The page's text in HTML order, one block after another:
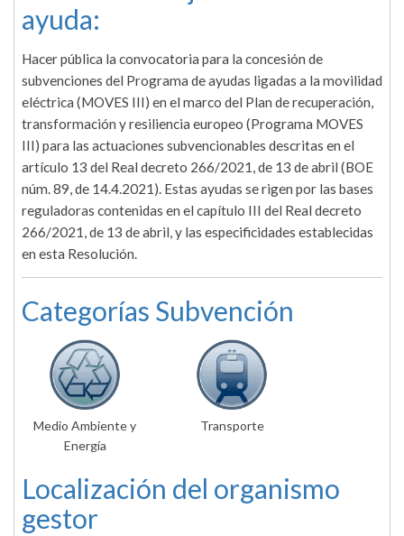
ayuda:
Hacer pública la convocatoria para la concesión de
subvenciones del Programa de ayudas ligadas a la movilidad
eléctrica (MOVES III) en el marco del Plan de recuperación,
transformación y resiliencia europeo (Programa MOVES
III) para las actuaciones subvencionables descritas en el
artículo 13 del Real decreto 266/2021, de 13 de abril (BOE
núm. 89, de 14.4.2021). Estas ayudas se rigen por las bases
reguladoras contenidas en el capítulo III del Real decreto
266/2021, de 13 de abril, y las especificidades establecidas
en esta Resolución.
Categorías Subvención
Medio Ambiente y
Energía
Transporte
Localización del organismo
gestor